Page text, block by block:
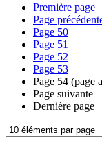
Première page
Page
Page 50
Page 51
Page 52
Page 53
Page 54 (page
Page suivante
Dernière page